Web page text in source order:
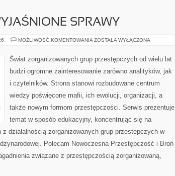
SPRAWY
MOŻLIWOŚĆ KOMENTOWANIA TAJEMNICE
SPRAWY
ZOSTAŁA WYŁĄCZONA
Świat zorganizowanych grup przestępczych od wielu lat
budzi ogromne zainteresowanie zarówno analityków, jak
i czytelników. Strona stanowi rozbudowane centrum
wiedzy poświęcone mafii, ich ewolucji, organizacji, a
także nowym formom przestępczości. Serwis prezentuje
temat w sposób edukacyjny, koncentrując się na
działalnością zorganizowanych grup przestępczych w
Polecam Nowoczesna Przestępczość i Broń
związane z przestępczością zorganizowaną,